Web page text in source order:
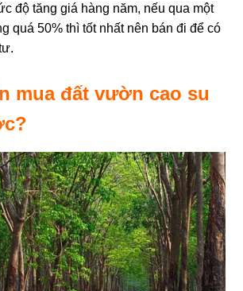
độ tăng giá hàng năm, nếu qua một
quá 50% thì tốt nhất nên bán đi để có
mua đất vườn cao su